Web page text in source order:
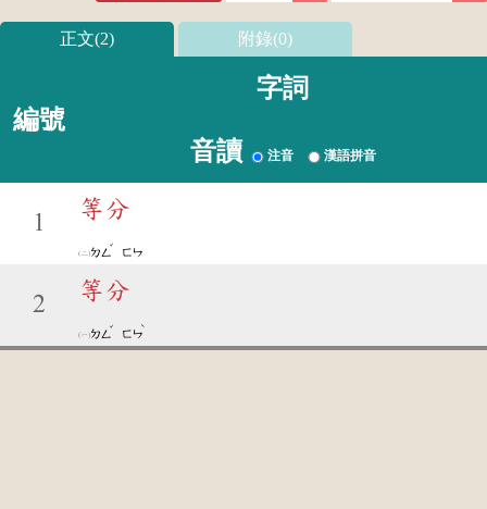
正文(2) 附錄(0)
編號
字詞
音讀 注音 漢語拼音
1
等分
ㄉㄥ
ˇ
ㄈㄣ
2
等分
ㄉㄥ
ˇ
ㄈㄣ
ˋ